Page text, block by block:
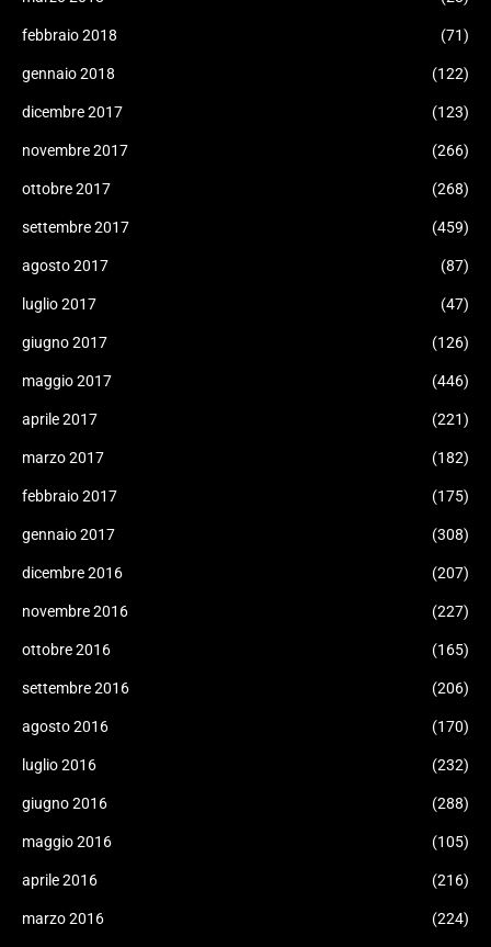
febbraio 2018 (71)
gennaio 2018 (122)
dicembre 2017 (123)
novembre 2017 (266)
ottobre 2017 (268)
settembre 2017 (459)
agosto 2017 (87)
luglio 2017 (47)
giugno 2017 (126)
maggio 2017 (446)
aprile 2017 (221)
marzo 2017 (182)
febbraio 2017 (175)
gennaio 2017 (308)
dicembre 2016 (207)
novembre 2016 (227)
ottobre 2016 (165)
settembre 2016 (206)
agosto 2016 (170)
luglio 2016 (232)
giugno 2016 (288)
maggio 2016 (105)
aprile 2016 (216)
marzo 2016 (224)